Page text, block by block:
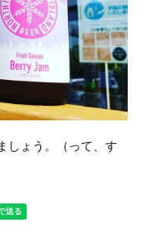
しょう。（って、す